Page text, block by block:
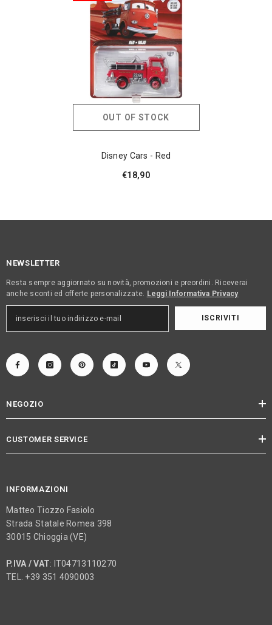
OUT OF STOCK
Disney Cars - Red
€18,90
NEWSLETTER
Resta sempre aggiornato su novità, promozioni e preordini. Riceverai
anche sconti ed offerte personalizzate. Leggi Informativa Privacy
ISCRIVITI
NEGOZIO
CUSTOMER SERVICE
INFORMAZIONI
Matteo Tiozzo Fasiolo
Strada Statale Romea 398
30015 Chioggia (VE)
P.IVA / VAT: IT04713110270
TEL. +39 351 4090003